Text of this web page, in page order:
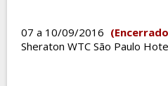
07 a 10/09/2016
Sheraton WTC São Paulo